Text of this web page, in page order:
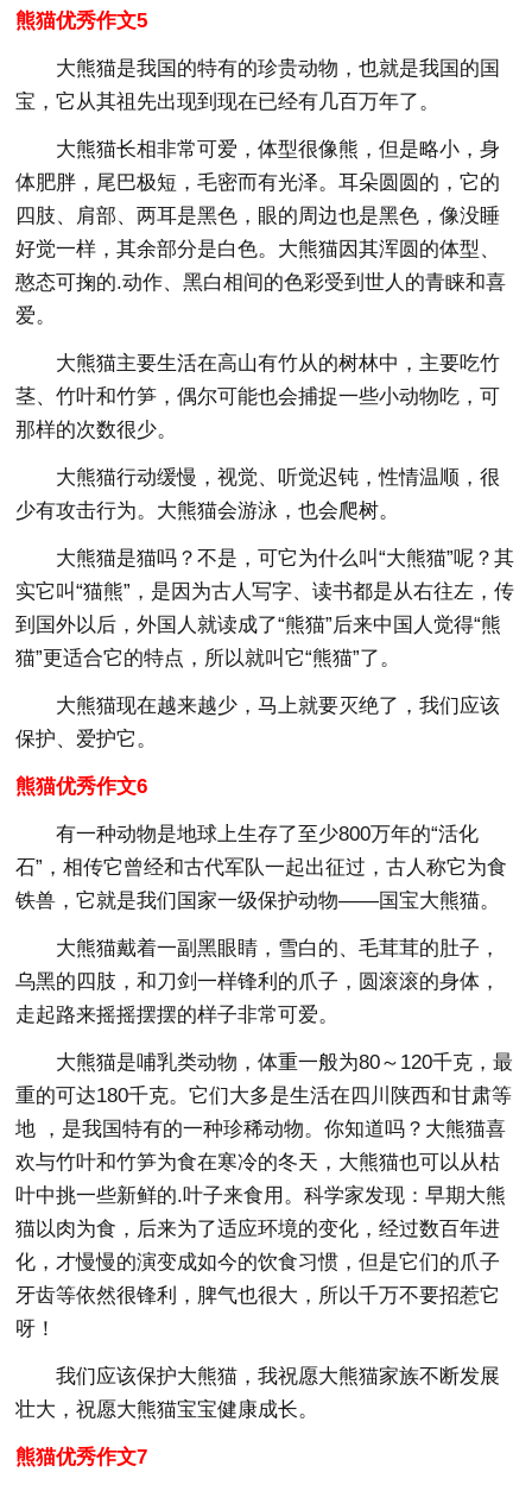
熊猫优秀作文5
大熊猫是我国的特有的珍贵动物，也就是我国的国
宝，它从其祖先出现到现在已经有几百万年了。
大熊猫长相非常可爱，体型很像熊，但是略小，身
体肥胖，尾巴极短，毛密而有光泽。耳朵圆圆的，它的
四肢、肩部、两耳是黑色，眼的周边也是黑色，像没睡
好觉一样，其余部分是白色。大熊猫因其浑圆的体型、
憨态可掬的.动作、黑白相间的色彩受到世人的青睐和喜
爱。
大熊猫主要生活在高山有竹从的树林中，主要吃竹
茎、竹叶和竹笋，偶尔可能也会捕捉一些小动物吃，可
那样的次数很少。
大熊猫行动缓慢，视觉、听觉迟钝，性情温顺，很
少有攻击行为。大熊猫会游泳，也会爬树。
大熊猫是猫吗？不是，可它为什么叫“大熊猫”呢？其
实它叫“猫熊”，是因为古人写字、读书都是从右往左，传
到国外以后，外国人就读成了“熊猫”后来中国人觉得“熊
猫”更适合它的特点，所以就叫它“熊猫”了。
大熊猫现在越来越少，马上就要灭绝了，我们应该
保护、爱护它。
熊猫优秀作文6
有一种动物是地球上生存了至少800万年的“活化
石”，相传它曾经和古代军队一起出征过，古人称它为食
铁兽，它就是我们国家一级保护动物——国宝大熊猫。
大熊猫戴着一副黑眼睛，雪白的、毛茸茸的肚子，
乌黑的四肢，和刀剑一样锋利的爪子，圆滚滚的身体，
走起路来摇摇摆摆的样子非常可爱。
大熊猫是哺乳类动物，体重一般为80～120千克，最
重的可达180千克。它们大多是生活在四川陕西和甘肃等
地 ，是我国特有的一种珍稀动物。你知道吗？大熊猫喜
欢与竹叶和竹笋为食在寒冷的冬天，大熊猫也可以从枯
叶中挑一些新鲜的.叶子来食用。科学家发现：早期大熊
猫以肉为食，后来为了适应环境的变化，经过数百年进
化，才慢慢的演变成如今的饮食习惯，但是它们的爪子
牙齿等依然很锋利，脾气也很大，所以千万不要招惹它
呀！
我们应该保护大熊猫，我祝愿大熊猫家族不断发展
壮大，祝愿大熊猫宝宝健康成长。
熊猫优秀作文7